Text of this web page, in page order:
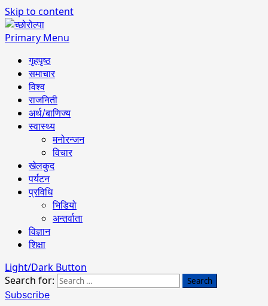
Skip to content
Primary Menu
गृहपृष्ठ
समाचार
विश्व
राजनिती
अर्थ/बाणिज्य
स्वास्थ्य
मनोरन्जन
विचार
खेलकुद
पर्यटन
प्रविधि
भिडियो
अन्तर्वाता
विज्ञान
शिक्षा
Light/Dark Button
Search for:
Subscribe